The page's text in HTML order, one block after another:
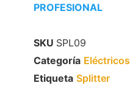
PROFESIONAL
SKU SPL09
Categoría Eléctricos
Etiqueta Splitter